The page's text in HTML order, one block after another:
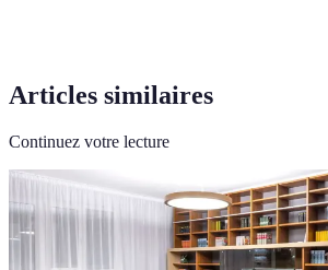
Articles similaires
Continuez votre lecture